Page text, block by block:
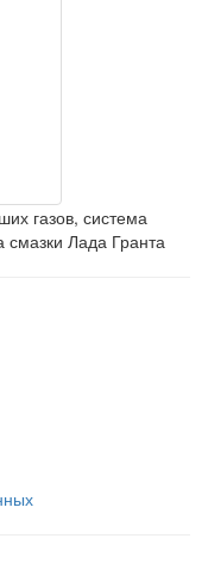
газов, система
смазки Лада Гранта